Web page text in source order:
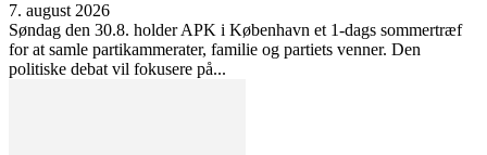
7. august 2026
Søndag den 30.8. holder APK i København et 1-dags sommertræf
for at samle partikammerater, familie og partiets venner. Den
politiske debat vil fokusere på...